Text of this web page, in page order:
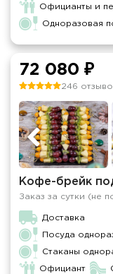
Официанты и
Одноразовая
72 080 ₽
246
Кофе-брейк
Заказ за сутки (не
Доставка
Посуда
Стаканы
Официант